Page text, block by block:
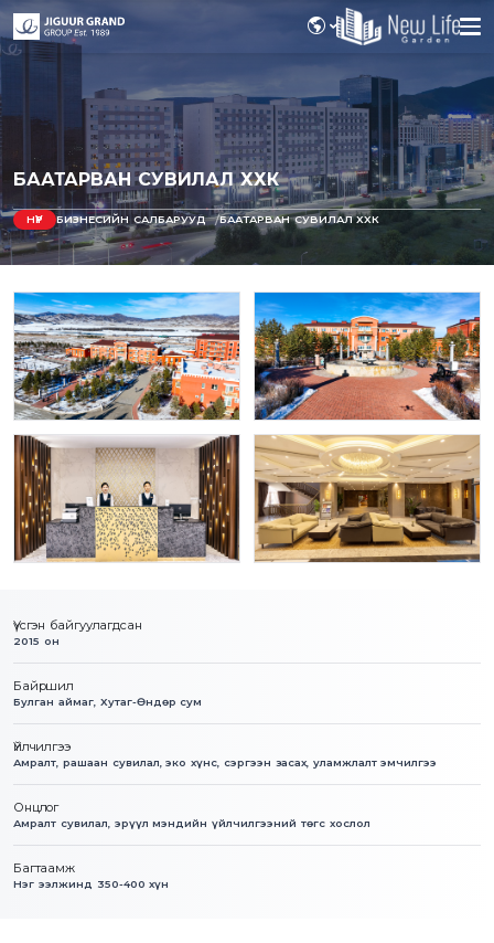
БААТАРВАН СУВИЛАЛ ХХК
НҮҮР БИЗНЕСИЙН САЛБАРУУД БААТАРВАН СУВИЛАЛ ХХК
Үүсгэн байгуулагдсан
2015 он
Байршил
Булган аймаг, Хутаг-Өндөр сум
Үйлчилгээ
Амралт, рашаан сувилал, эко хүнс, сэргээн засах, уламжлалт эмчилгээ
Онцлог
Амралт сувилал, эрүүл мэндийн үйлчилгээний төгс хослол
Багтаамж
Нэг ээлжинд 350-400 хүн